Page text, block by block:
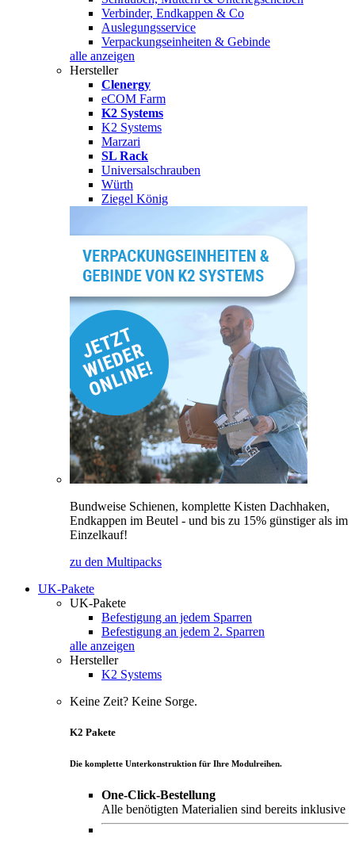
Verbinder, Endkappen & Co
Auslegungsservice
Verpackungseinheiten & Gebinde
alle anzeigen
Hersteller
Clenergy
eCOM Farm
K2 Systems
K2 Systems
Marzari
SL Rack
Universalschrauben
Würth
Ziegel König
Bundweise Schienen, komplette Kisten Dachhaken,
Endkappen im Beutel - und bis zu 15% günstiger als im
Einzelkauf!
zu den Multipacks
UK-Pakete
UK-Pakete
Befestigung an jedem Sparren
Befestigung an jedem 2. Sparren
alle anzeigen
Hersteller
K2 Systems
Keine Zeit? Keine Sorge.
K2 Pakete
Die komplette Unterkonstruktion für Ihre Modulreihen.
One-Click-Bestellung
Alle benötigten Materialien sind bereits inklusive